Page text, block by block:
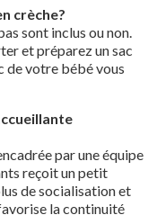
crèche?
sont inclus ou non.
et préparez un sac
de votre bébé vous
par une équipe
reçoit un petit
de socialisation et
la continuité